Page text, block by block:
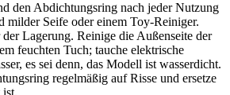
den Abdichtungsring nach jeder Nutzung
milder Seife oder einem Toy-Reiniger.
Lagerung. Reinige die Außenseite der
feuchten Tuch; tauche elektrische
es sei denn, das Modell ist wasserdicht.
regelmäßig auf Risse und ersetze